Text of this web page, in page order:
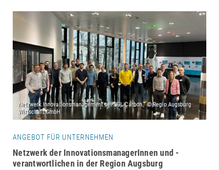
ANGEBOT FÜR UNTERNEHMEN
Netzwerk der InnovationsmanagerInnen und -
verantwortlichen in der Region Augsburg